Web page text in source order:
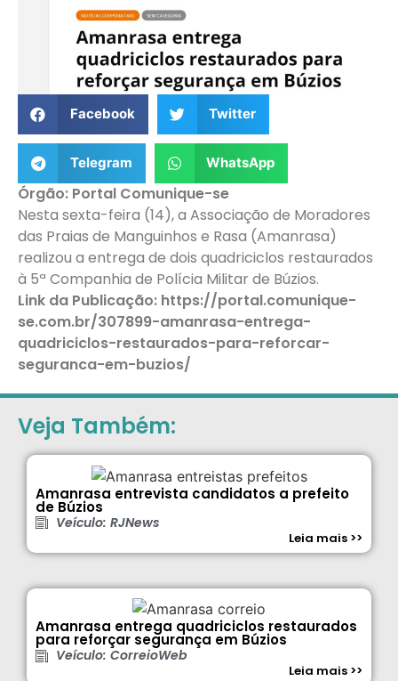
Facebook Twitter
Telegram WhatsApp
Órgão: Portal Comunique-se
Nesta sexta-feira (14), a Associação de Moradores
das Praias de Manguinhos e Rasa (Amanrasa)
realizou a entrega de dois quadriciclos restaurados
à 5ª Companhia de Polícia Militar de Búzios.
Link da Publicação: https://portal.comunique-
se.com.br/307899-amanrasa-entrega-
quadriciclos-restaurados-para-reforcar-
seguranca-em-buzios/
Veja Também:
Amanrasa entrevista candidatos a prefeito
de Búzios
Veículo: RJNews
Leia mais >>
Amanrasa entrega quadriciclos restaurados
para reforçar segurança em Búzios
Veículo: CorreioWeb
Leia mais >>